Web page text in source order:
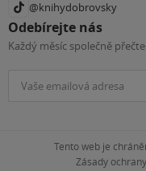
@knihydobrovsky
Odebírejte nás
Každý měsíc společně
Tento web je
Zásady